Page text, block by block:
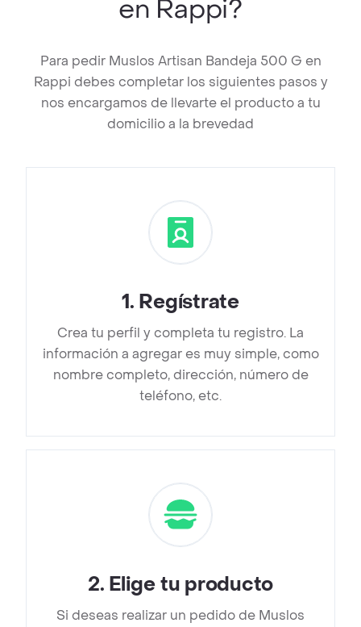
en Rappi?
Para pedir Muslos Artisan Bandeja 500 G en
Rappi debes completar los siguientes pasos y
nos encargamos de llevarte el producto a tu
domicilio a la brevedad
1. Regístrate
Crea tu perfil y completa tu registro. La
información a agregar es muy simple, como
nombre completo, dirección, número de
teléfono, etc.
2. Elige tu producto
Si deseas realizar un pedido de Muslos